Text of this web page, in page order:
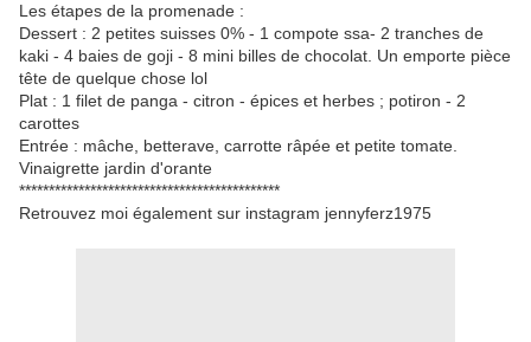
Les étapes de la promenade :
Dessert : 2 petites suisses 0% - 1 compote ssa- 2 tranches de
kaki - 4 baies de goji - 8 mini billes de chocolat. Un emporte pièce
tête de quelque chose lol
Plat : 1 filet de panga - citron - épices et herbes ; potiron - 2
carottes
Entrée : mâche, betterave, carrotte râpée et petite tomate.
Vinaigrette jardin d'orante
********************************************
Retrouvez moi également sur instagram jennyferz1975